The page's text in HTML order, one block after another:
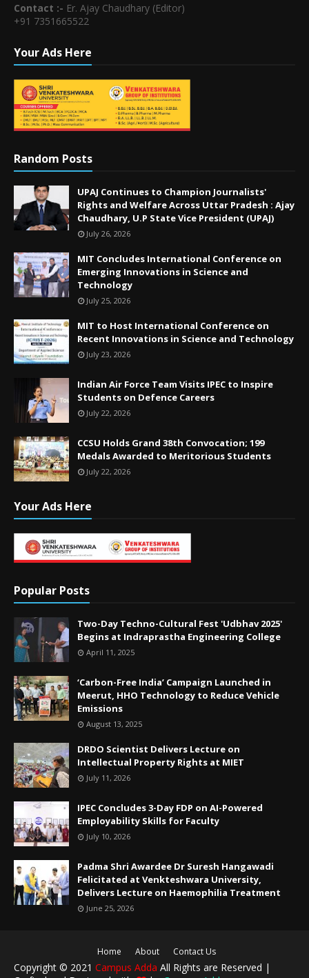
Contact :- Er. Ajay Chaudhary (Editor)
+91 7351665522
Your Ads Here
Random Posts
UPAJ Continues to Champion Journalists'
Rights and Welfare Across Uttar Pradesh : Ajay
Chaudhary, U.P State Vice President (UPAJ)
July 26, 2026
MIT Concludes International Conference on
Emerging Innovations in Science and
Technology
July 25, 2026
MIT to Host International Conference on
Recent Innovations in Science and Technology
July 23, 2026
Indian Air Force Team Visits IPEC to Inspire
Students on Defence Careers
July 22, 2026
CCSU Holds Grand 38th Convocation; 199
Medals Awarded to Meritorious Students
July 22, 2026
Your Ads Here
Popular Posts
Two-Day Techno-Cultural Fest 'Udbhav 2025'
Begins at Indraprastha Engineering College
April 11, 2025
‘Carbon-Free India’ Campaign Launched in
Meerut, HHO Technology to Reduce Vehicle
Emissions
August 13, 2025
DRDO Scientist Delivers Lecture on
Intellectual Property Rights at MIET
July 11, 2026
IPEC Concludes 3-Day FDP on AI-Powered
Employability Skills for Faculty
July 10, 2026
Padma Shri Awardee Dr Suresh Hangawadi
Felicitated at Venkteshwara University,
Delivers Lecture on Haemophilia Treatment
June 25, 2026
Home About Contact Us
Copyright © 2021 Campus Adda All Rights are Reserved |